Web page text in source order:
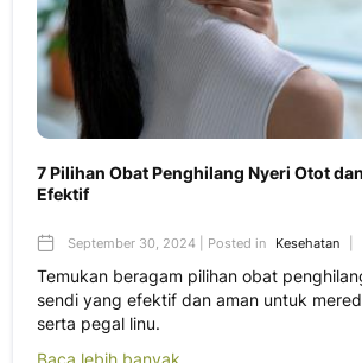
7 Pilihan Obat Penghilang Nyeri Otot
Efektif
September 30, 2024 | Posted in Kesehatan
Temukan beragam pilihan obat
sendi yang efektif dan aman untuk
serta pegal linu.
Baca lebih banyak